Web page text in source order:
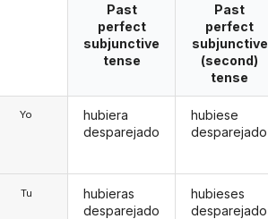
Yo
Tu
Past
perfect
subjunctive
tense
hubiera
desparejado
hubieras
desparejado
Past
perfect
subjunctive
(second)
tense
hubiese
desparejado
hubieses
desparejado